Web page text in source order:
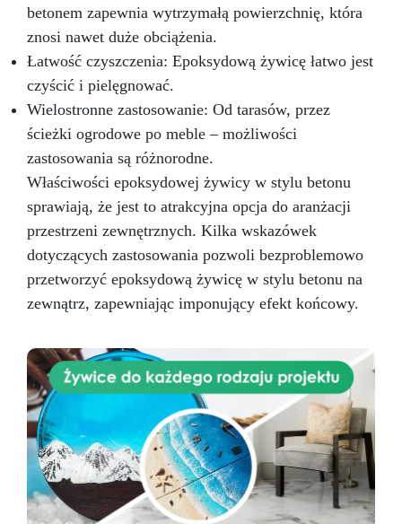
betonem zapewnia wytrzymałą powierzchnię, która
znosi nawet duże obciążenia.
Łatwość czyszczenia: Epoksydową żywicę łatwo jest
czyścić i pielęgnować.
Wielostronne zastosowanie: Od tarasów, przez
ścieżki ogrodowe po meble – możliwości
zastosowania są różnorodne.
Właściwości epoksydowej żywicy w stylu betonu
sprawiają, że jest to atrakcyjna opcja do aranżacji
przestrzeni zewnętrznych. Kilka wskazówek
dotyczących zastosowania pozwoli bezproblemowo
przetworzyć epoksydową żywicę w stylu betonu na
zewnątrz, zapewniając imponujący efekt końcowy.